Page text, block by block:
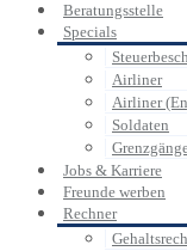
Beratungsstelle
Specials
Airliner
Airliner
Soldaten
Jobs & Karriere
Freunde werben
Rechner